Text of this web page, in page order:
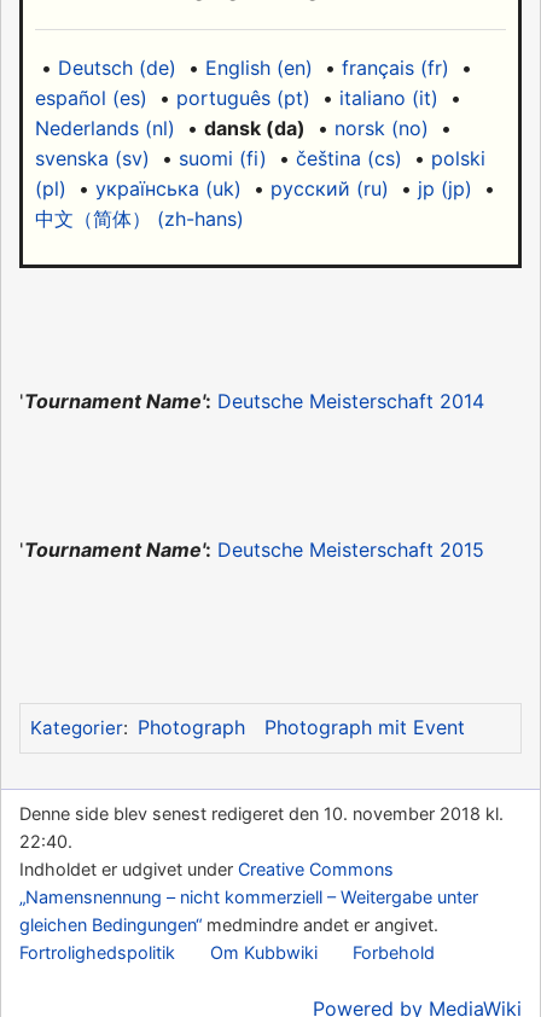
• Deutsch (de) • English (en) • français (fr) •
español (es) • português (pt) • italiano (it) •
Nederlands (nl) • dansk (da) • norsk (no) •
svenska (sv) • suomi (fi) • čeština (cs) • polski
(pl) • українська (uk) • русский (ru) • jp (jp) •
中文（简体）‎ (zh-hans)
'Tournament Name': Deutsche Meisterschaft 2014
'Tournament Name': Deutsche Meisterschaft 2015
Kategorier: Photograph Photograph mit Event
Denne side blev senest redigeret den 10. november 2018 kl.
22:40.
Indholdet er udgivet under Creative Commons
„Namensnennung – nicht kommerziell – Weitergabe unter
gleichen Bedingungen“ medmindre andet er angivet.
Fortrolighedspolitik
Om Kubbwiki Forbehold
Powered by MediaWiki